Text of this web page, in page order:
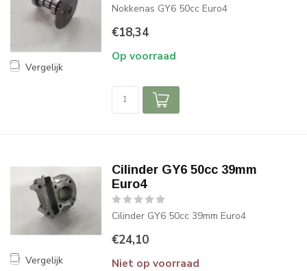
Vergelijk
Nokkenas GY6 50cc Euro4
€18,34
Op voorraad
Vergelijk
Cilinder GY6 50cc 39mm
Euro4
Cilinder GY6 50cc 39mm Euro4
€24,10
Niet op voorraad